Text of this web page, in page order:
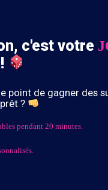
39,90€ d’achat avec le
c'est votre
!
point de gagner des
?
pendant 20 minutes.